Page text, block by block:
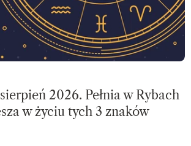
2026. Pełnia w Rybach
w życiu tych 3 znaków